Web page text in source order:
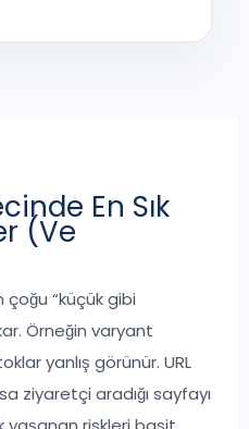
En Sık
(Ve
“küçük gibi
Örneğin varyant
yanlış görünür. URL
ziyaretçi aradığı sayfayı